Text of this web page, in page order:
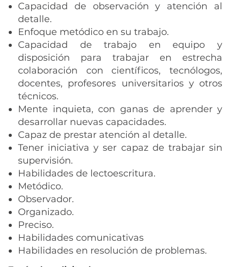
Capacidad de observación y atención al
detalle.
Enfoque metódico en su trabajo.
Capacidad de trabajo en equipo y
disposición para trabajar en estrecha
colaboración con científicos, tecnólogos,
docentes, profesores universitarios y otros
técnicos.
Mente inquieta, con ganas de aprender y
desarrollar nuevas capacidades.
Capaz de prestar atención al detalle.
Tener iniciativa y ser capaz de trabajar sin
supervisión.
Habilidades de lectoescritura.
Metódico.
Observador.
Organizado.
Preciso.
Habilidades comunicativas
Habilidades en resolución de problemas.